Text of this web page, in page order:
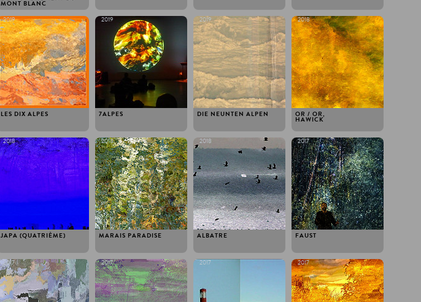
MONT BLANC
LES DIX ALPES
2019
7ALPES
2019
DIE NEUNTEN ALPEN
2019
OR / OR,
HAWICK
2018
JAPA (QUATRIÈME)
2018
MARAIS PARADISE
2018
ALBATRE
2018
FAUST
2017
2017 2017 2017 2017